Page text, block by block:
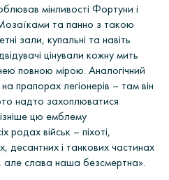
мінливості Фортуни і
та панно з такою
зали, купальні та навіть
цінували кожну мить
повною мірою. Аналогічний
прапорах легіонерів – там він
надто захоплюватися
цю емблему
родах військ – піхоті,
десантних і танкових частинах
слава наша безсмертна».